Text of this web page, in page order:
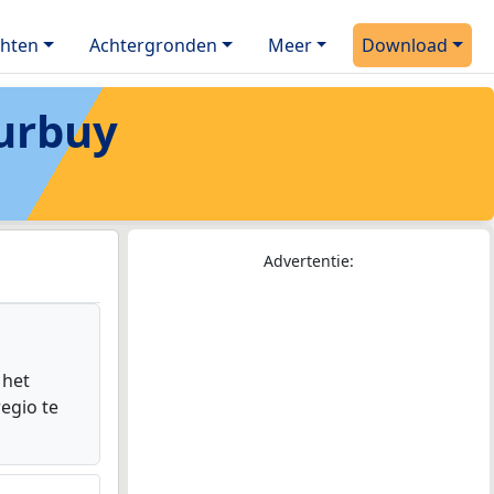
Achtergronden Meer Download
te
Advertentie: